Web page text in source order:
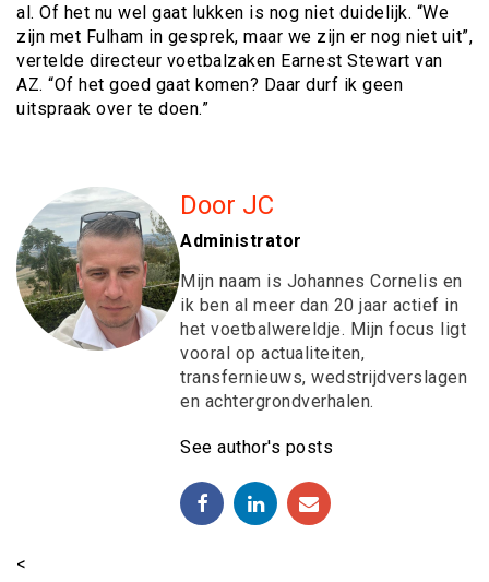
al. Of het nu wel gaat lukken is nog niet duidelijk. “We
zijn met Fulham in gesprek, maar we zijn er nog niet uit”,
vertelde directeur voetbalzaken Earnest Stewart van
AZ. “Of het goed gaat komen? Daar durf ik geen
uitspraak over te doen.”
Door JC
Administrator
Mijn naam is Johannes Cornelis en
ik ben al meer dan 20 jaar actief in
het voetbalwereldje. Mijn focus ligt
vooral op actualiteiten,
transfernieuws, wedstrijdverslagen
en achtergrondverhalen.
See author's posts
<